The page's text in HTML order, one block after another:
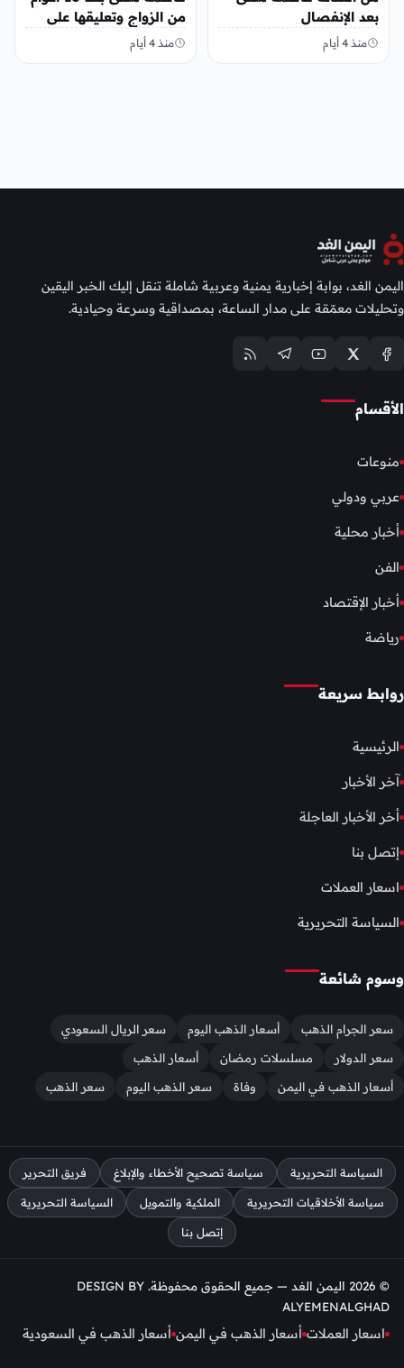
بعد الإنفصال
منذ 4 أيام
من الزواج وتعليقها على
المنشور
منذ 4 أيام
اليمن الغد، بوابة إخبارية يمنية وعربية شاملة تنقل إليك الخبر اليقين
وتحليلات معمّقة على مدار الساعة، بمصداقية وسرعة وحيادية.
الأقسام
منوعات
عربي ودولي
أخبار محلية
الفن
أخبار الإقتصاد
رياضة
روابط سريعة
الرئيسية
آخر الأخبار
أخر الأخبار العاجلة
إتصل بنا
اسعار العملات
السياسة التحريرية
وسوم شائعة
سعر الجرام الذهب أسعار الذهب اليوم
سعر الريال السعودي
سعر الدولار
مسلسلات رمضان
أسعار الذهب
أسعار الذهب في اليمن
وفاة سعر الذهب اليوم سعر الذهب
السياسة التحريرية سياسة تصحيح الأخطاء والإبلاغ فريق التحرير
سياسة الأخلاقيات التحريرية الملكية والتمويل السياسة التحريرية
إتصل بنا
© 2026 اليمن الغد — جميع الحقوق محفوظة. DESIGN BY
ALYEMENALGHAD
اسعار العملات أسعار الذهب في اليمن أسعار الذهب في السعودية